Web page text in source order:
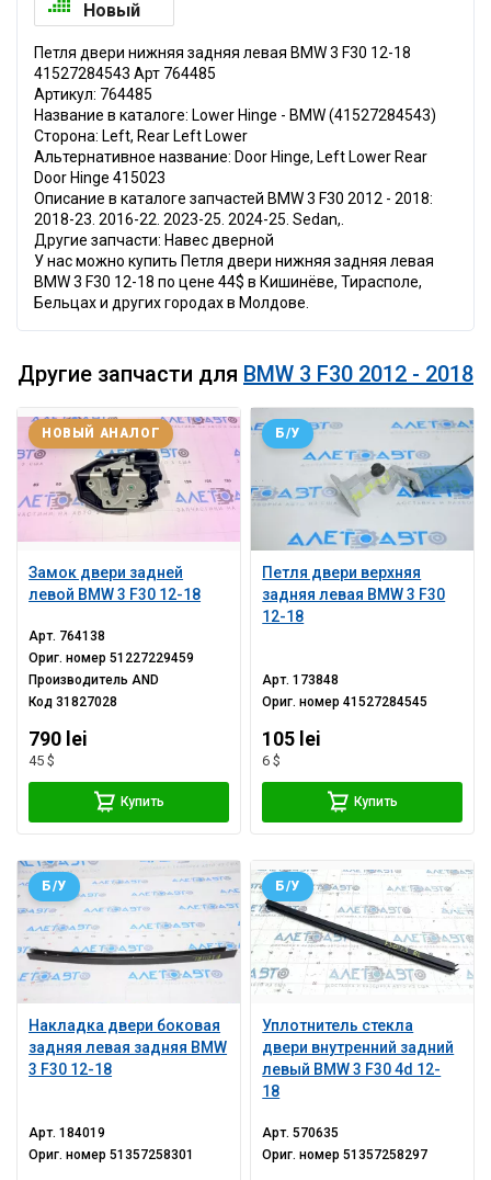
Новый
Петля двери нижняя задняя левая BMW 3 F30 12-18
41527284543 Арт 764485
Артикул: 764485
Название в каталоге: Lower Hinge - BMW (41527284543)
Сторона: Left, Rear Left Lower
Альтернативное название: Door Hinge, Left Lower Rear
Door Hinge 415023
Описание в каталоге запчастей BMW 3 F30 2012 - 2018:
2018-23. 2016-22. 2023-25. 2024-25. Sedan,.
Другие запчасти: Навес дверной
У нас можно купить Петля двери нижняя задняя левая
BMW 3 F30 12-18 по цене 44$ в Кишинёве, Тирасполе,
Бельцах и других городах в Молдове.
Другие запчасти для BMW 3 F30 2012 - 2018
Замок двери задней
левой BMW 3 F30 12-18
НОВЫЙ АНАЛОГ
Арт. 764138
Ориг. номер51227229459
ПроизводительAND
Код31827028
790 lei
45 $
Купить
Петля двери верхняя
задняя левая BMW 3 F30
12-18
Б/У
Арт.173848
Ориг. номер41527284545
105 lei
6 $
Купить
Накладка двери боковая
задняя левая задняя BMW
3 F30 12-18
Б/У
Арт.184019
Ориг. номер51357258301
Уплотнитель стекла
двери внутренний задний
левый BMW 3 F30 4d 12-
18
Б/У
Арт.570635
Ориг. номер51357258297